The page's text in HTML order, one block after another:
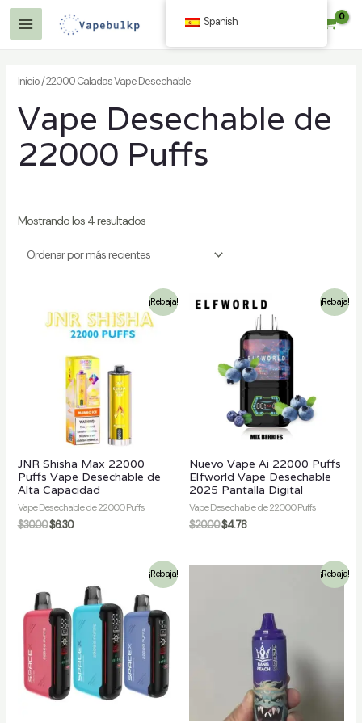
Saltar
Menú
Inicio/ 22000 Caladas Vape Desechable
Vape Desechable de
22000 Puffs
Mostrando los 4 resultados
¡Rebaja!
JNR Shisha Max 22000
Puffs Vape Desechable de
Alta Capacidad
Vape Desechable de 22000 Puffs
$30.00$6.30
¡Rebaja!
Nuevo Vape Ai 22000 Puffs
Elfworld Vape Desechable
2025 Pantalla Digital
Vape Desechable de 22000 Puffs
$20.00$4.78
¡Rebaja! ¡Rebaja!
Spanish